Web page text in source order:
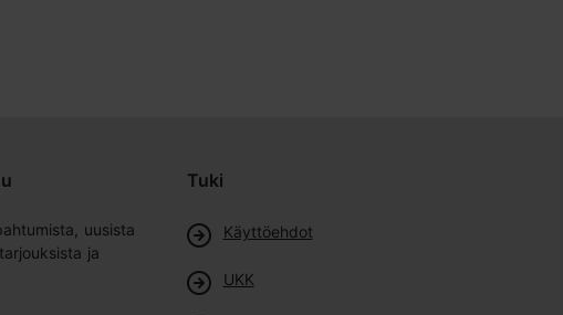
uusista
ja
Tuki
Käyttöehdot
UKK